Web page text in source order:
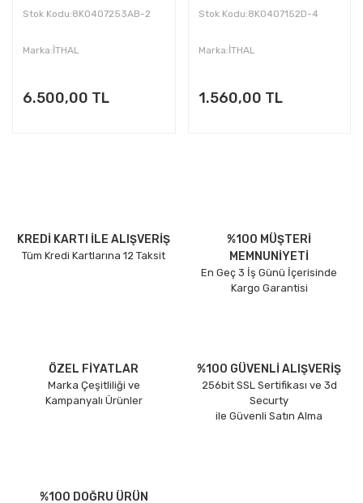
Stok Kodu:8K0407253AB-2
Marka:İTHAL
6.500,00 TL
Stok Kodu:8K0407152D-4
Marka:İTHAL
1.560,00 TL
KREDİ KARTI İLE ALIŞVERİŞ
Tüm Kredi Kartlarına 12 Taksit
%100 MÜŞTERİ
MEMNUNİYETİ
En Geç 3 İş Günü İçerisinde
Kargo Garantisi
ÖZEL FİYATLAR
Marka Çeşitliliği ve
Kampanyalı Ürünler
%100 GÜVENLİ ALIŞVERİŞ
256bit SSL Sertifikası ve 3d
Securty
ile Güvenli Satın Alma
%100 DOĞRU ÜRÜN